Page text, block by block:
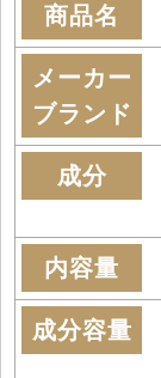
商品名
メーカー
ブランド
成分
内容量
成分容量